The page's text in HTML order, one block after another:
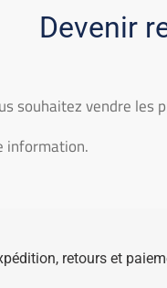
Devenir
souhaitez vendre les
information.
retours et